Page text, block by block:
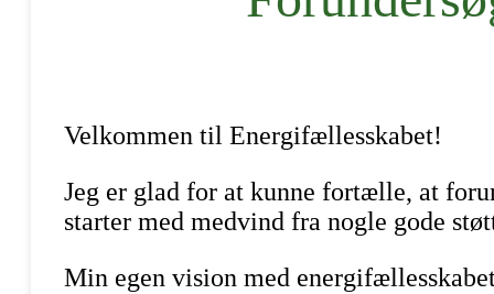
Velkommen til Energifællesskabet!
Jeg er glad for at kunne fortælle, at
starter med medvind fra nogle gode
Min egen vision med